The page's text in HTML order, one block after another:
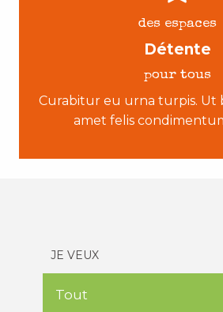
des espaces
Détente
pour tous
Curabitur eu urna turpis. Ut
amet felis
JE VEUX